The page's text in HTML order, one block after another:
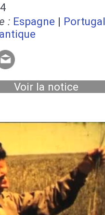
: Espagne | Portugal
Voir la notice